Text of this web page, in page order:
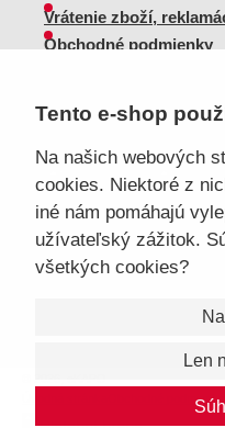
Tento e-shop
Na našich webových
cookies. Niektoré z
iné nám pomáhajú
užívateľský zážitok.
všetkých cookies?
Len
Vrátenie zboží,
Obchodné podmienky
Staňte sa našim
Sme dôveryhodný
Obchodné podmienky